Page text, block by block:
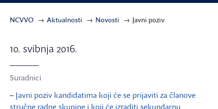
NCVVO Aktualnosti Novosti Javni poziv
10. svibnja 2016.
Suradnici
– Javni poziv kandidatima koji će se prijaviti za članove
stručne radne skupine i koji će izraditi sekundarnu